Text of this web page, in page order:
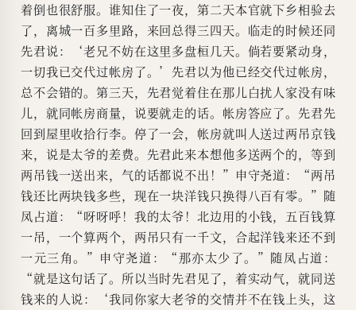
着倒也很舒服。谁知住了一夜，第二天本官就下乡相验去
了，离城一百多里路，来回总得三四天。临走的时候还同
先君说：‘老兄不妨在这里多盘桓几天。倘若要紧动身，
一切我已交代过帐房了。’先君以为他已经交代过帐房，
总不会错的。第三天，先君觉着住在那儿白扰人家没有味
儿，就同帐房商量，说要就走的话。帐房答应了。先君先
回到屋里收拾行李。停了一会，帐房就叫人送过两吊京钱
来，说是太爷的差费。先君此来本想他多送两个的，等到
两吊钱一送出来，气的话都说不出！”申守尧道：“两吊
钱还比两块钱多些，现在一块洋钱只换得八百有零。”随
凤占道：“呀呀呼！我的太爷！北边用的小钱，五百钱算
一吊，一个算两个，两吊只有一千文，合起洋钱来还不到
一元三角。”申守尧道：“那亦太少了。”随凤占道：
“就是这句话了。所以当时先君见了，着实动气，就同送
钱来的人说：‘我同你家大老爷的交情并不在钱上头，这